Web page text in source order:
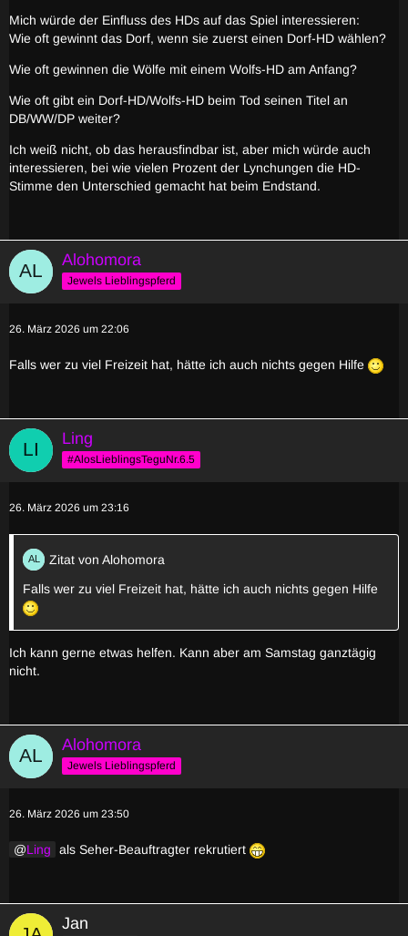
Mich würde der Einfluss des HDs auf das Spiel interessieren:
Wie oft gewinnt das Dorf, wenn sie zuerst einen Dorf-HD wählen?
Wie oft gewinnen die Wölfe mit einem Wolfs-HD am Anfang?
Wie oft gibt ein Dorf-HD/Wolfs-HD beim Tod seinen Titel an
DB/WW/DP weiter?
Ich weiß nicht, ob das herausfindbar ist, aber mich würde auch
interessieren, bei wie vielen Prozent der Lynchungen die HD-
Stimme den Unterschied gemacht hat beim Endstand.
Alohomora
Jewels Lieblingspferd
26. März 2026 um 22:06
Falls wer zu viel Freizeit hat, hätte ich auch nichts gegen Hilfe
Ling
#AlosLieblingsTeguNr.6.5
26. März 2026 um 23:16
Zitat von Alohomora
Falls wer zu viel Freizeit hat, hätte ich auch nichts gegen Hilfe
Ich kann gerne etwas helfen. Kann aber am Samstag ganztägig
nicht.
Alohomora
Jewels Lieblingspferd
26. März 2026 um 23:50
Ling als Seher-Beauftragter rekrutiert
Jan